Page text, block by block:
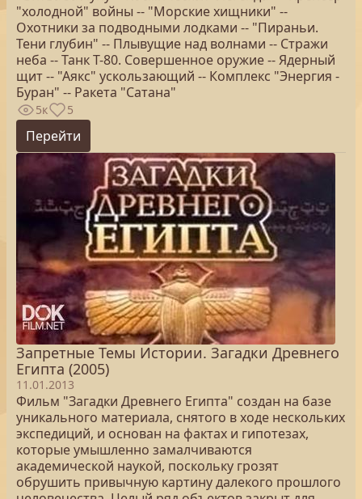
"холодной" войны -- "Морские хищники" --
Охотники за подводными лодками -- "Пираньи.
Тени глубин" -- Плывущие над волнами -- Стражи
неба -- Танк Т-80. Совершенное оружие -- Ядерный
щит -- "Аякс" ускользающий -- Комплекс "Энергия -
Буран" -- Ракета "Сатана"
5к 5
Перейти
Запретные Темы Истории. Загадки Древнего
Египта (2005)
11.01.2013
Фильм "Загадки Древнего Египта" создан на базе
уникального материала, снятого в ходе нескольких
экспедиций, и основан на фактах и гипотезах,
которые умышленно замалчиваются
академической наукой, поскольку грозят
обрушить привычную картину далекого прошлого